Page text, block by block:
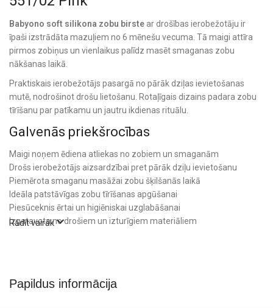
Babyono soft silikona zobu birste ar drošības ierobežotāju ir
īpaši izstrādāta mazuļiem no 6 mēnešu vecuma. Tā maigi attīra
pirmos zobiņus un vienlaikus palīdz masēt smaganas zobu
nākšanas laikā.
Praktiskais ierobežotājs pasargā no pārāk dziļas ievietošanas
mutē, nodrošinot drošu lietošanu. Rotaļīgais dizains padara zobu
tīrīšanu par patīkamu un jautru ikdienas rituālu.
Galvenās priekšrocības
Maigi noņem ēdiena atliekas no zobiem un smaganām
Drošs ierobežotājs aizsardzībai pret pārāk dziļu ievietošanu
Piemērota smaganu masāžai zobu šķilšanās laikā
Ideāla patstāvīgas zobu tīrīšanas apgūšanai
Piesūceknis ērtai un higiēniskai uzglabāšanai
Izgatavota no drošiem un izturīgiem materiāliem
zobus. Zobu birste ir lielisks palīgs gan zobu nākšanas periodā,
Rādīt vairāk
Papildus informācija